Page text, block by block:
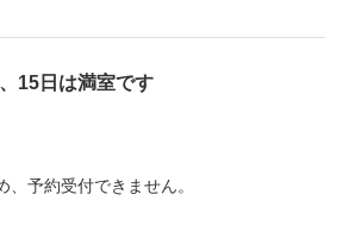
15日は満室です
予約受付できません。